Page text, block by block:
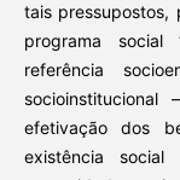
tais pressupostos,
programa social
referência
efetivação dos
existência social